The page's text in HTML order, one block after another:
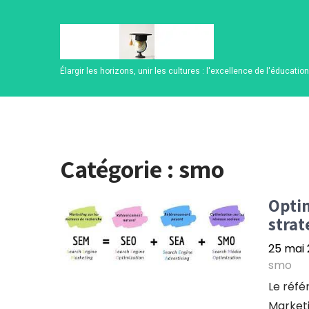
Élargir les horizons, unir les cultures : l'excellence de
Catégorie : smo
25 mai
smo
Le